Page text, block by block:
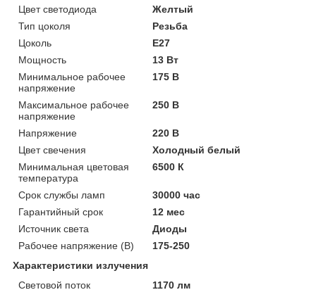
Цвет светодиода
Желтый
Тип цоколя
Резьба
Цоколь
E27
Мощность
13 Вт
Минимальное рабочее
напряжение
175 В
Максимальное рабочее
напряжение
250 В
Напряжение
220 В
Цвет свечения
Холодный белый
Минимальная цветовая
температура
6500 К
Срок службы ламп
30000 час
Гарантийный срок
12 мес
Источник света
Диоды
Рабочее напряжение (В)
175-250
Характеристики излучения
Световой поток
1170 лм